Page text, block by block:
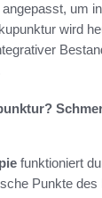
um
wird
funktioniert
Punkte